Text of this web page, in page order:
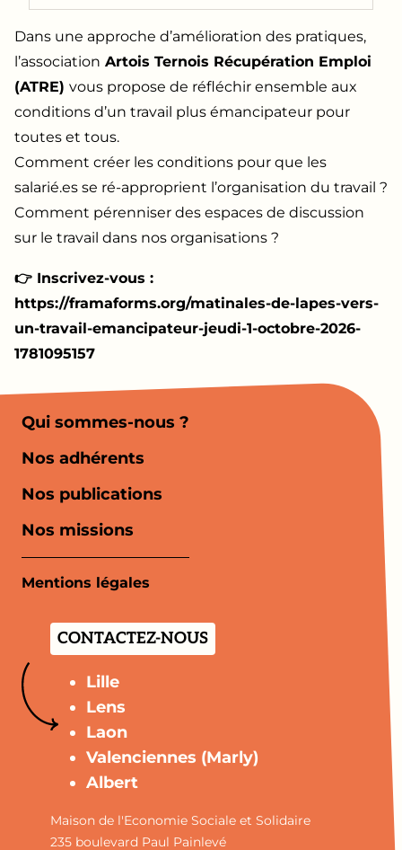
Dans une approche d’amélioration des pratiques,
l’association Artois Ternois Récupération Emploi
(ATRE) vous propose de réfléchir ensemble aux
conditions d’un travail plus émancipateur pour
toutes et tous.
Comment créer les conditions pour que les
salarié.es se ré-approprient l’organisation du travail ?
Comment pérenniser des espaces de discussion
sur le travail dans nos organisations ?
👉 Inscrivez-vous :
https://framaforms.org/matinales-de-lapes-vers-
un-travail-emancipateur-jeudi-1-octobre-2026-
1781095157
Qui sommes-nous ?
Nos adhérents
Nos publications
Nos missions
Mentions légales
CONTACTEZ-NOUS
Lille
Lens
Laon
Valenciennes (Marly)
Albert
Maison de l'Economie Sociale et Solidaire
235 boulevard Paul Painlevé